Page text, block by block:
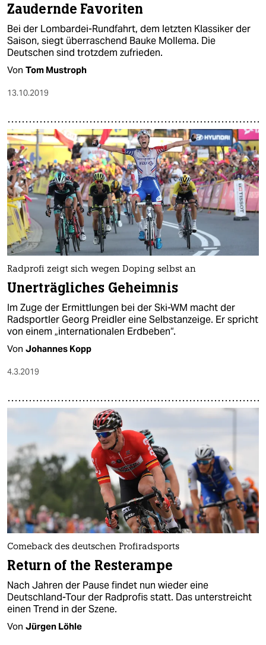
Zaudernde Favoriten
Bei der Lombardei-Rundfahrt, dem letzten Klassiker der
Saison, siegt überraschend Bauke Mollema. Die
Deutschen sind trotzdem zufrieden.
Von Tom Mustroph
13.10.2019
Radprofi zeigt sich wegen Doping selbst an
Unerträgliches Geheimnis
Im Zuge der Ermittlungen bei der Ski-WM macht der
Radsportler Georg Preidler eine Selbstanzeige. Er spricht
von einem „internationalen Erdbeben“.
Von Johannes Kopp
4.3.2019
Comeback des deutschen Profiradsports
Return of the Resterampe
Nach Jahren der Pause findet nun wieder eine
Deutschland-Tour der Radprofis statt. Das unterstreicht
einen Trend in der Szene.
Von Jürgen Löhle